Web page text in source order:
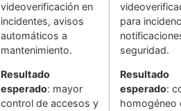
videoverificación en
incidentes, avisos
automáticos a
mantenimiento.
Resultado
esperado: mayor
control de accesos y
para
seguridad.
Resultado
esperado:
homogéneo